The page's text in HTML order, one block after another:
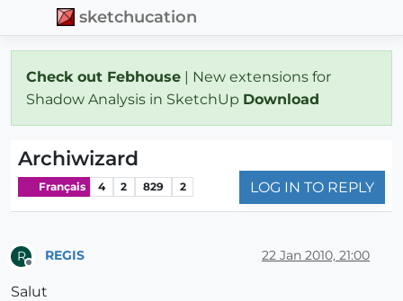
sketchucation
Check out Febhouse | New extensions for
Shadow Analysis in SketchUp Download
Archiwizard
Français 4 2 829 2 LOG IN TO REPLY
R REGIS 22 Jan 2010, 21:00
Salut